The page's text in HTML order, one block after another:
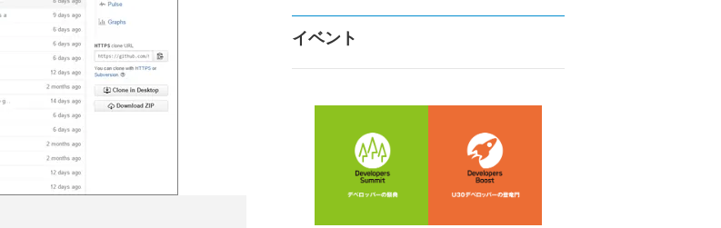
イベント